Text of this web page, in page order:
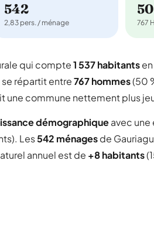
542
2,83 pers. / ménage 767
qui compte1 537 habitants
répartit entre767 hommes(50
une commune nettement plus
démographiqueavec une
Les542 ménagesde
annuel est de +8 habitants